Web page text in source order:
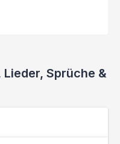
Sprüche &